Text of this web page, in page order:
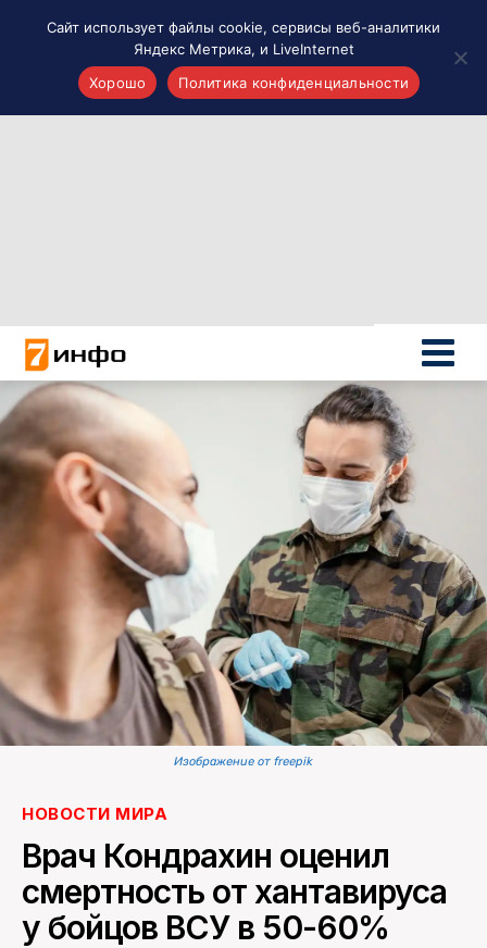
Новости России
Политика
Новости мира
Все материалы 7инфо
О НАС
ПОИСК ПО САЙТУ
Изображение от freepik
НОВОСТИ МИРА
Врач Кондрахин оценил
смертность от хантавируса
у бойцов ВСУ в 50-60%
Сайт использует файлы cookie, сервисы веб-аналитики
Яндекс Метрика, и LiveInternet
Хорошо
Политика конфиденциальности